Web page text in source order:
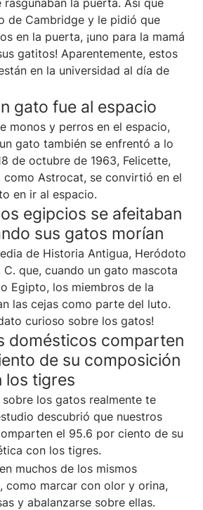
de Cambridge y le pidió que
en la puerta, ¡uno para la mamá
gatitos! Aparentemente, estos
en la universidad al día de
gato fue al espacio
monos y perros en el espacio,
gato también se enfrentó a lo
de octubre de 1963, Felicette,
Astrocat, se convirtió en el
en ir al espacio.
egipcios se afeitaban
sus gatos morían
de Historia Antigua, Heródoto
que, cuando un gato mascota
Egipto, los miembros de la
las cejas como parte del luto.
curioso sobre los gatos!
domésticos comparten
de su composición
los tigres
los gatos realmente te
descubrió que nuestros
el 95.6 por ciento de su
con los tigres.
muchos de los mismos
como marcar con olor y orina,
y abalanzarse sobre ellas.